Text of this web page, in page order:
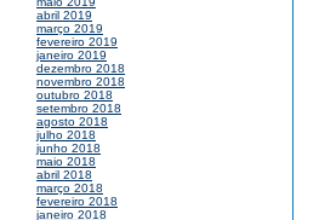
abril 2019
março 2019
fevereiro 2019
janeiro 2019
dezembro 2018
novembro 2018
outubro 2018
setembro 2018
agosto 2018
julho 2018
junho 2018
maio 2018
abril 2018
março 2018
fevereiro 2018
janeiro 2018